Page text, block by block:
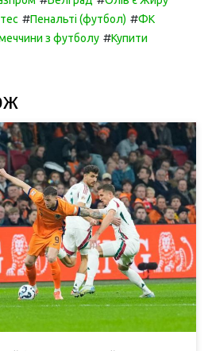
#Пенальті (футбол) #ФК
з футболу #Купити